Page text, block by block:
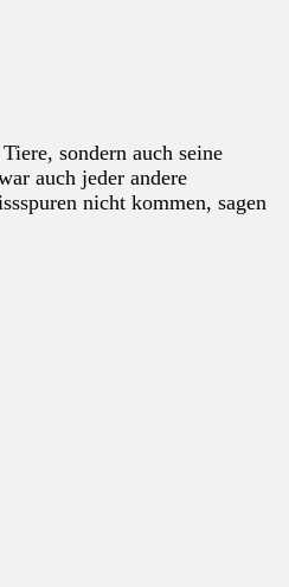
sondern auch seine
auch jeder andere
nicht kommen, sagen